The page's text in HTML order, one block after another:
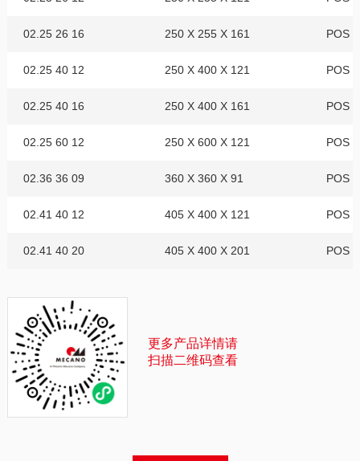
02.25 26 16 250 X 255 X 161 POS
02.25 40 12 250 X 400 X 121 POS
02.25 40 16 250 X 400 X 161 POS
02.25 60 12 250 X 600 X 121 POS
02.36 36 09 360 X 360 X 91 POS
02.41 40 12 405 X 400 X 121 POS
02.41 40 20 405 X 400 X 201 POS
更多产品详情请
扫描二维码查看